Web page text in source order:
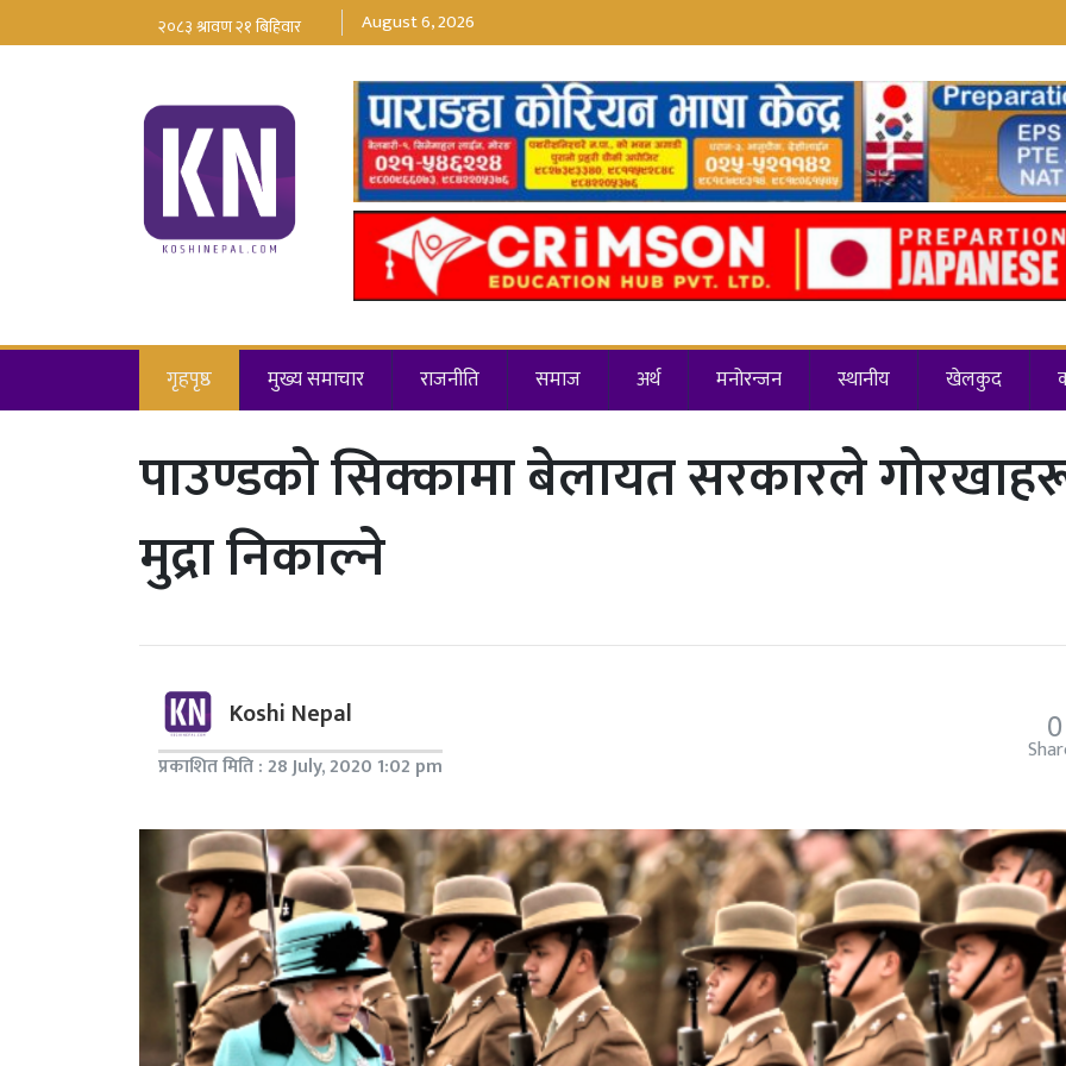
August 6, 2026
गृहपृष्ठ मुख्य समाचार राजनीति समाज अर्थ मनोरन्जन स्थानीय खेलकुद
पाउण्डको सिक्कामा बेलायत सरकारले
मुद्रा निकाल्ने
Koshi Nepal
प्रकाशित मिति : 28 July, 2020 1:02 pm
0